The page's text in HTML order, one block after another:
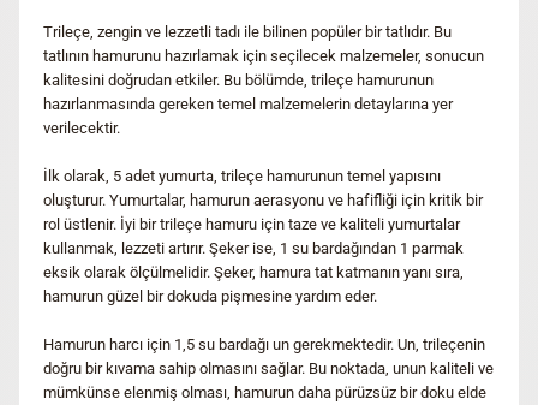
Trileçe, zengin ve lezzetli tadı ile bilinen popüler bir tatlıdır. Bu
tatlının hamurunu hazırlamak için seçilecek malzemeler, sonucun
kalitesini doğrudan etkiler. Bu bölümde, trileçe hamurunun
hazırlanmasında gereken temel malzemelerin detaylarına yer
verilecektir.
İlk olarak, 5 adet yumurta, trileçe hamurunun temel yapısını
oluşturur. Yumurtalar, hamurun aerasyonu ve hafifliği için kritik bir
rol üstlenir. İyi bir trileçe hamuru için taze ve kaliteli yumurtalar
kullanmak, lezzeti artırır. Şeker ise, 1 su bardağından 1 parmak
eksik olarak ölçülmelidir. Şeker, hamura tat katmanın yanı sıra,
hamurun güzel bir dokuda pişmesine yardım eder.
Hamurun harcı için 1,5 su bardağı un gerekmektedir. Un, trileçenin
doğru bir kıvama sahip olmasını sağlar. Bu noktada, unun kaliteli ve
mümkünse elenmiş olması, hamurun daha pürüzsüz bir doku elde